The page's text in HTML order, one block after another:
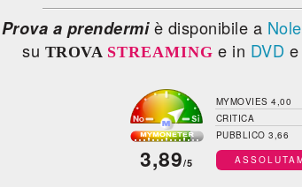
Prova a prendermiè disponibile a
su TROVA STREAMING e in DVD e
3,89/5
MYMOVIES 4,00
CRITICA
PUBBLICO 3,66